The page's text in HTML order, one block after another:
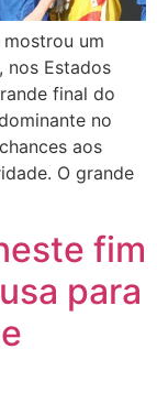
um
nos Estados
final do
no
aos
O grande
fim
para